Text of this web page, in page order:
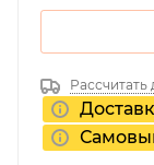
Рассчитать